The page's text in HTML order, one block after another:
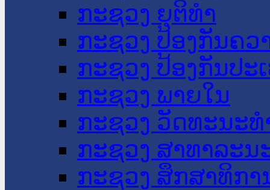
ກະຊວງ ຍຸຕິທໍາ
ກະຊວງ ປ້ອງກັນຄວ
ກະຊວງ ປ້ອງກັນປະ
ກະຊວງ ພາຍໃນ
ກະຊວງ ວັດທະນະ
ກະຊວງ ສາທາລະນ
ກະຊວງ ສຶກສາທິກາ